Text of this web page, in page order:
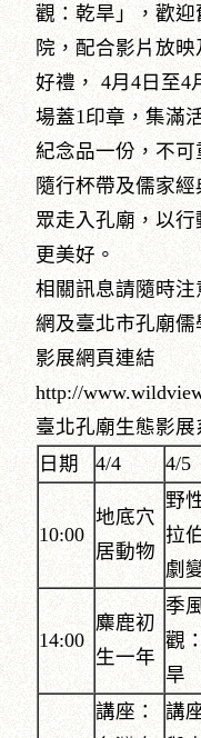
觀：乾旱」，歡
院，配合影片放
好禮， 4月4日至4
場蓋1印章，集滿
紀念品一份，不
隨行杯帶及儒家
眾走入孔廟，以
更美好。
相關訊息請隨時
網及臺北市孔廟
影展網頁連結
http://
臺北孔廟生態影
日期
4/4 4/5
10:00
地底穴
居動物
野
拉
劇
14:00
麋鹿初
生一年
季
觀
旱
講座：
講